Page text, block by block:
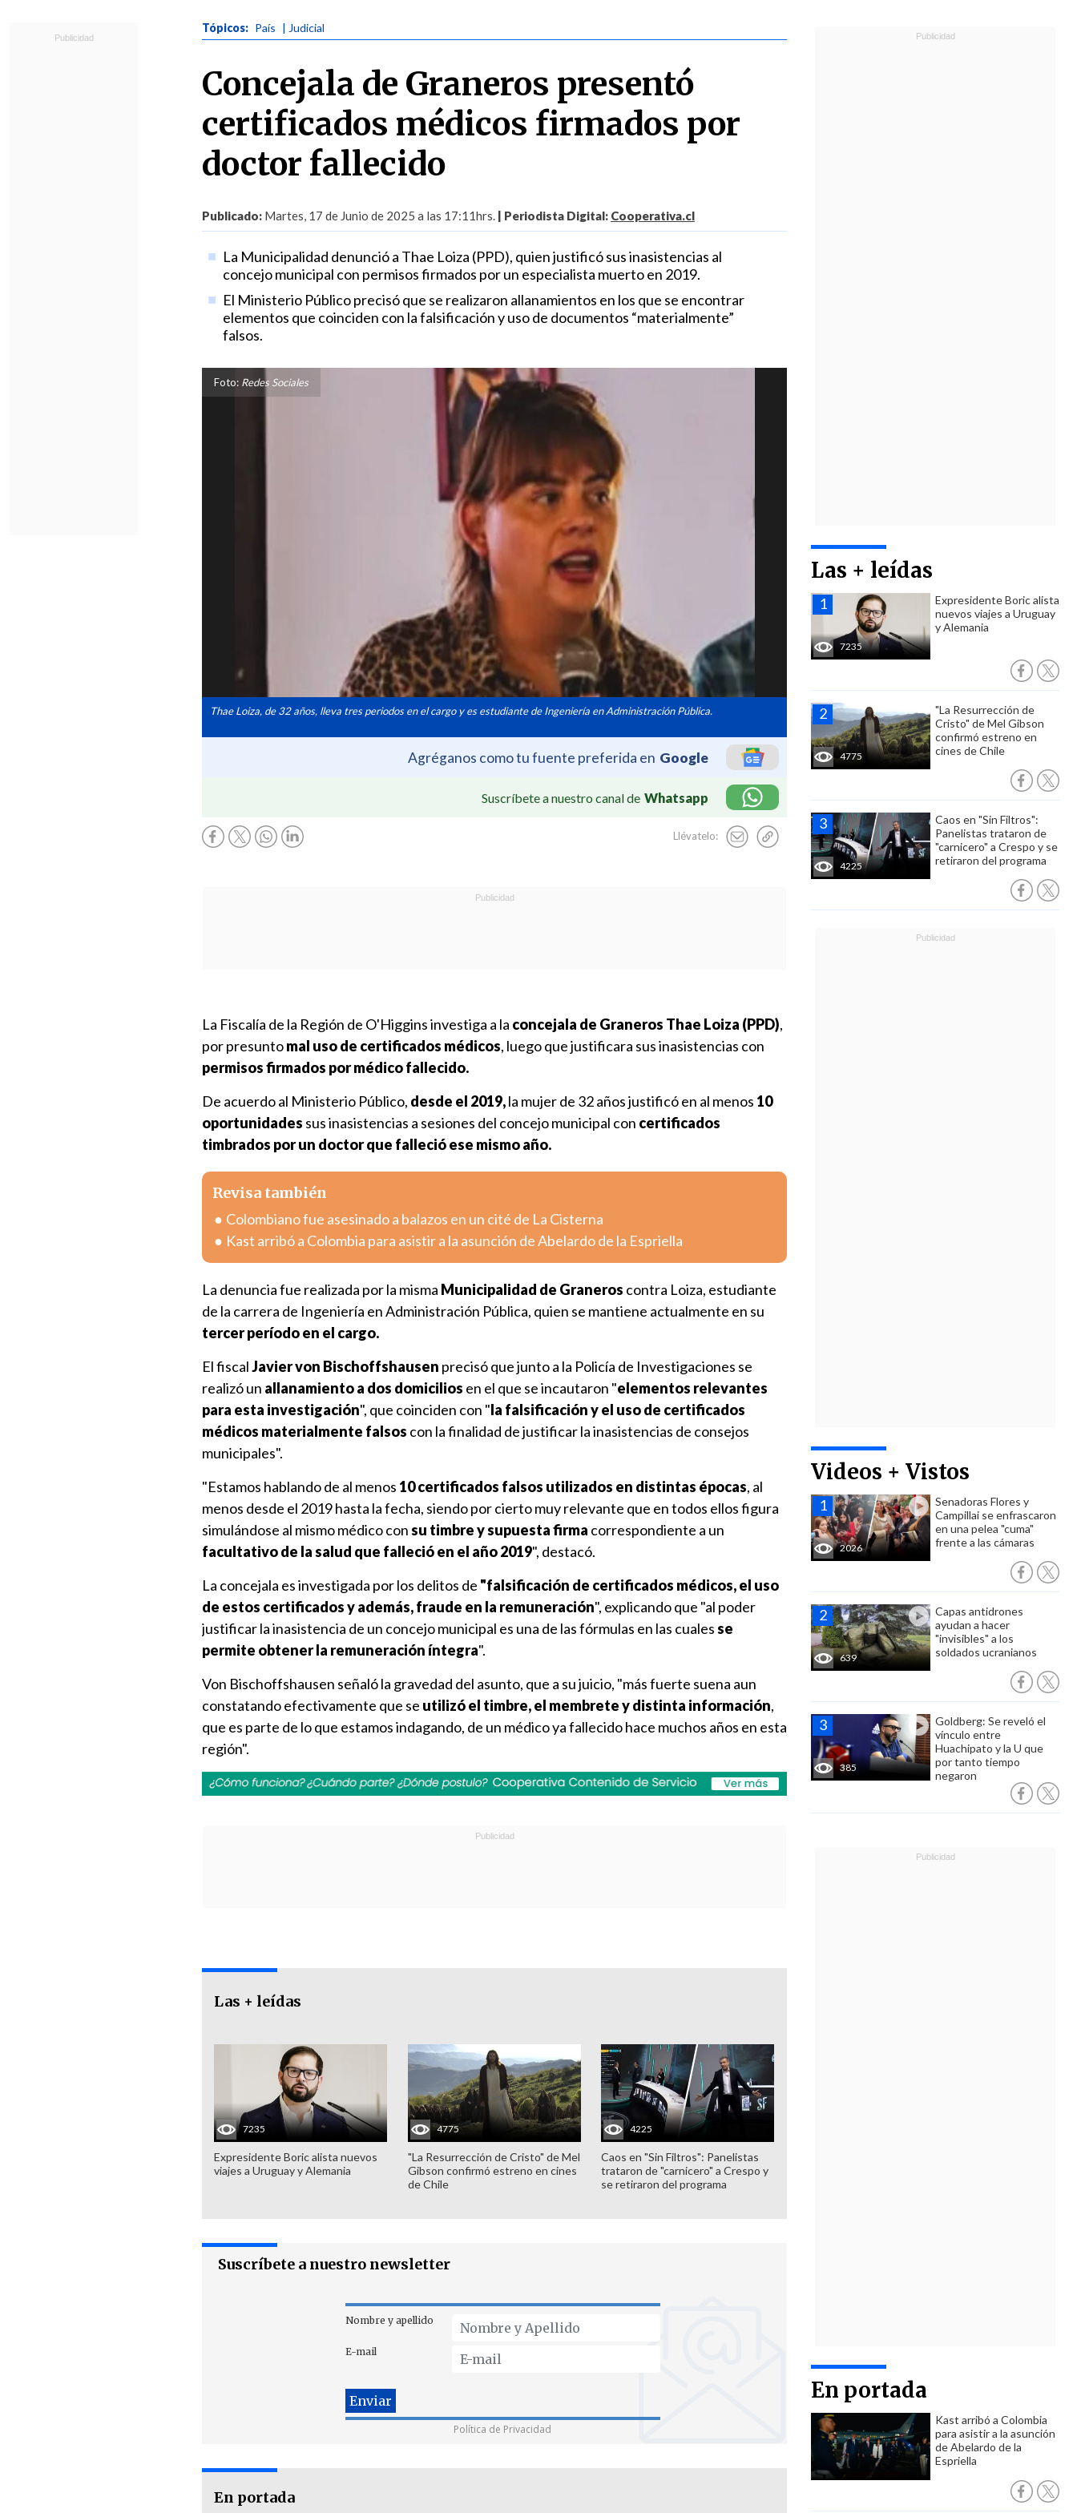
Tópicos: País | Judicial
Concejala de Graneros presentó
certificados médicos firmados por
doctor fallecido
Publicado: Martes, 17 de Junio de 2025 a las 17:11hrs. | Periodista Digital: Cooperativa.cl
La Municipalidad denunció a Thae Loiza (PPD), quien justificó sus inasistencias al
concejo municipal con permisos firmados por un especialista muerto en 2019.
El Ministerio Público precisó que se realizaron allanamientos en los que se encontrar
elementos que coinciden con la falsificación y uso de documentos “materialmente”
falsos.
Foto: Redes Sociales
Thae Loiza, de 32 años, lleva tres periodos en el cargo y es estudiante de Ingeniería en Administración Pública.
Agréganos como tu fuente preferida en Google
Suscríbete a nuestro canal de Whatsapp
Llévatelo:
Las + leídas
7235
Expresidente Boric alista
nuevos viajes a Uruguay
y Alemania
4775
"La Resurrección de
Cristo" de Mel Gibson
confirmó estreno en
cines de Chile
4225
Caos en "Sin Filtros":
Panelistas trataron de
"carnicero" a Crespo y se
retiraron del programa
Videos + Vistos
2026
Senadoras Flores y
Campillai se enfrascaron
en una pelea "cuma"
frente a las cámaras
639
Capas antidrones
ayudan a hacer
"invisibles" a los
soldados ucranianos
385
Goldberg: Se reveló el
vínculo entre
Huachipato y la U que
por tanto tiempo
negaron
En portada
Kast arribó a Colombia
para asistir a la asunción
de Abelardo de la
Espriella
La Fiscalía de la Región de O'Higgins investiga a la concejala de Graneros Thae Loiza (PPD),
por presuntomal uso de certificados médicos, luego que justificara sus inasistencias con
permisos firmados por médico fallecido.
De acuerdo al Ministerio Público, desde el 2019,la mujer de 32 años justificó en al menos 10
oportunidades sus inasistencias a sesiones del concejo municipal con certificados
timbrados por un doctor que falleció ese mismo año.
Revisa también
Colombiano fue asesinado a balazos en un cité de La Cisterna
Kast arribó a Colombia para asistir a la asunción de Abelardo de la Espriella
La denuncia fue realizada por la misma Municipalidad de Graneros contra Loiza, estudiante
de la carrera de Ingeniería en Administración Pública, quien se mantiene actualmente en su
tercer período en el cargo.
El fiscalJavier von Bischoffshausen precisó que junto a la Policía de Investigaciones se
realizó un allanamiento a dos domicilios en el que se incautaron "elementos relevantes
para esta investigación", que coinciden con "la falsificación y el uso de certificados
médicos materialmente falsos con la finalidad de justificar la inasistencias de consejos
municipales".
"Estamos hablando de al menos 10 certificados falsos utilizados en distintas épocas, al
menos desde el 2019 hasta la fecha, siendo por cierto muy relevante que en todos ellos figura
simulándose al mismo médico consu timbre y supuesta firma correspondiente a un
facultativo de la salud que falleció en el año 2019", destacó.
La concejala es investigada por los delitos de "falsificación de certificados médicos, el uso
de estos certificados y además, fraude en la remuneración", explicando que "al poder
justificar la inasistencia de un concejo municipal es una de las fórmulas en las cualesse
permite obtener la remuneración íntegra".
Von Bischoffshausen señaló la gravedad del asunto, que a su juicio, "más fuerte suena aun
constatando efectivamente que se utilizó el timbre, el membrete y distinta información,
que es parte de lo que estamos indagando, de un médico ya fallecido hace muchos años en esta
región".
Las + leídas
7235
Expresidente Boric alista nuevos
viajes a Uruguay y Alemania
4775
"La Resurrección de Cristo" de Mel
Gibson confirmó estreno en cines
de Chile
4225
Caos en "Sin Filtros": Panelistas
trataron de "carnicero" a Crespo y
se retiraron del programa
Suscríbete a nuestro newsletter
Nombre y apellido
E-mail
Política de Privacidad
En portada